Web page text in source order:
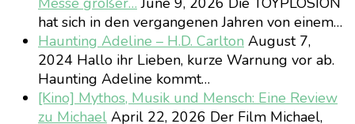
hat sich in den vergangenen Jahren von einem…
Haunting Adeline – H.D. Carlton August 7,
2024 Hallo ihr Lieben, kurze Warnung vor ab.
Haunting Adeline kommt…
[Kino] Mythos, Musik und Mensch: Eine Review
zu Michael April 22, 2026 Der Film Michael,